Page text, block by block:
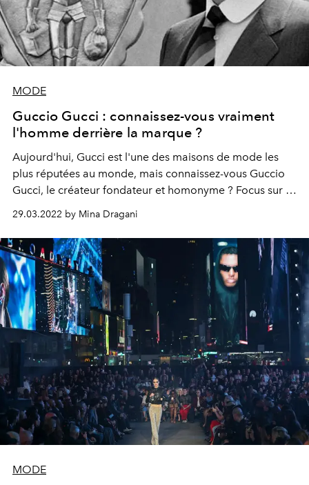
MODE
Guccio Gucci : connaissez-vous vraiment
l'homme derrière la marque ?
Aujourd'hui, Gucci est l'une des maisons de mode les
plus réputées au monde, mais connaissez-vous Guccio
Gucci, le créateur fondateur et homonyme ? Focus sur sa
biographie mouvementée.
29.03.2022 by Mina Dragani
MODE